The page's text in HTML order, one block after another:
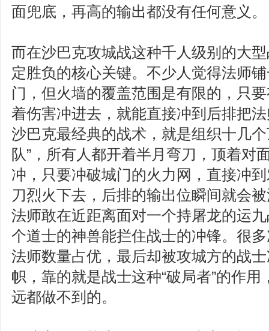
面兜底，再高的输出都没有任何意义。
而在沙巴克攻城战这种千人级别的大
定胜负的核心关键。不少人觉得法师
门，但火墙的覆盖范围是有限的，只
着伤害冲进去，就能直接冲到后排把
沙巴克最经典的战术，就是组织十几
队”，所有人都开着半月弯刀，顶着对
冲，只要冲破城门的火力网，直接冲
刀烈火下去，后排的输出位瞬间就会
法师敢在近距离面对一个持屠龙的运
个道士的神兽能拦住战士的冲锋。很
法师数量占优，最后却被攻城方的战
帜，靠的就是战士这种“破局者”的作
远都做不到的。